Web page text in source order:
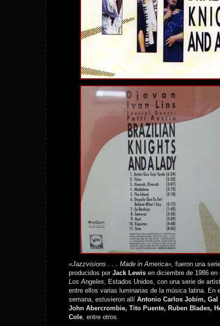
«Jazzvisions . . . Made in America», fueron una
producidos por Jack Lewis en diciembre de 1986
Los Angeles, Estados Unidos, con una serie de
entre ellos varias luminarias de la música latina. En
semana, estuvieron allí Antonio Carlos Jobim, Gal
John Abercrombie, Tito Puente, Ruben Blades,
Cole, entre otros.